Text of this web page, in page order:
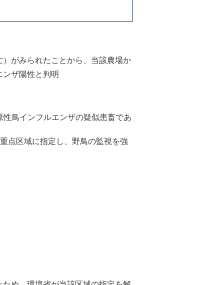
がみられたことから、当該農場か
ザ陽性と判明
鳥インフルエンザの疑似患畜であ
点区域に指定し、野鳥の監視を強